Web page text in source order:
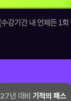
27년 대비 기적의 패스